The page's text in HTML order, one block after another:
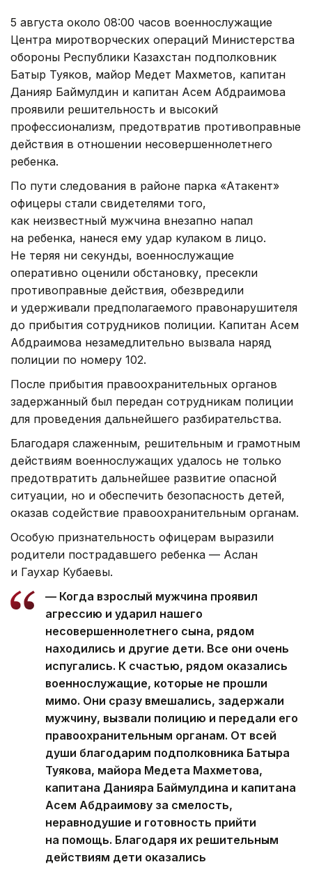
5 августа около 08:00 часов военнослужащие
Центра миротворческих операций Министерства
обороны Республики Казахстан подполковник
Батыр Туяков, майор Медет Махметов, капитан
Данияр Баймулдин и капитан Асем Абдраимова
проявили решительность и высокий
профессионализм, предотвратив противоправные
действия в отношении несовершеннолетнего
ребенка.
По пути следования в районе парка «Атакент»
офицеры стали свидетелями того,
как неизвестный мужчина внезапно напал
на ребенка, нанеся ему удар кулаком в лицо.
Не теряя ни секунды, военнослужащие
оперативно оценили обстановку, пресекли
противоправные действия, обезвредили
и удерживали предполагаемого правонарушителя
до прибытия сотрудников полиции. Капитан Асем
Абдраимова незамедлительно вызвала наряд
полиции по номеру 102.
После прибытия правоохранительных органов
задержанный был передан сотрудникам полиции
для проведения дальнейшего разбирательства.
Благодаря слаженным, решительным и грамотным
действиям военнослужащих удалось не только
предотвратить дальнейшее развитие опасной
ситуации, но и обеспечить безопасность детей,
оказав содействие правоохранительным органам.
Особую признательность офицерам выразили
родители пострадавшего ребенка — Аслан
и Гаухар Кубаевы.
— Когда взрослый мужчина проявил
агрессию и ударил нашего
несовершеннолетнего сына, рядом
находились и другие дети. Все они очень
испугались. К счастью, рядом оказались
военнослужащие, которые не прошли
мимо. Они сразу вмешались, задержали
мужчину, вызвали полицию и передали его
правоохранительным органам. От всей
души благодарим подполковника Батыра
Туякова, майора Медета Махметова,
капитана Данияра Баймулдина и капитана
Асем Абдраимову за смелость,
неравнодушие и готовность прийти
на помощь. Благодаря их решительным
действиям дети оказались